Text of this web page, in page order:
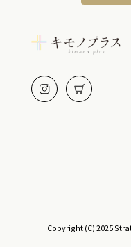
Copyright (C) 2025